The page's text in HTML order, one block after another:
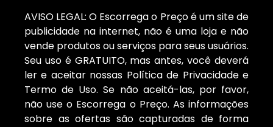
AVISO LEGAL: O Escorrega o Preço é um site de
publicidade na internet, não é uma loja e não
vende produtos ou serviços para seus usuários.
Seu uso é GRATUITO, mas antes, você deverá
ler e aceitar nossas Política de Privacidade e
Termo de Uso. Se não aceitá-las, por favor,
não use o Escorrega o Preço. As informações
sobre as ofertas são capturadas de forma